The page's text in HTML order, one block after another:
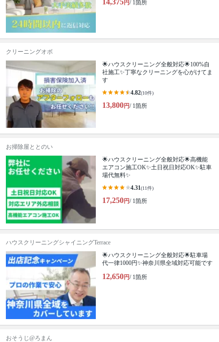
14,375円/ 1箇所
クリーニングオボ
🌟ハウスクリーニング全般対応🌟100%自
社施工✨丁寧なクリーニングを心がけてま
す
4.82(10件)
13,800円/ 1箇所
お掃除屋ととのい
🌟ハウスクリーニング全般対応🌟高機能
エアコン施工OK✨土日祝日対応OK✨駐車
場代無料✨
4.31(11件)
17,250円/ 1箇所
ハウスクリーニングシャイニングTerrace
🌟ハウスクリーニング全般対応🌟駐車場
代一律1000円✨神奈川県全域対応可能です
12,650円/ 1箇所
おそうじ@ろまん